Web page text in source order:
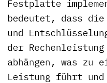
Festplatte
bedeutet, dass die
und
der
abhängen, was zu
Leistung führt